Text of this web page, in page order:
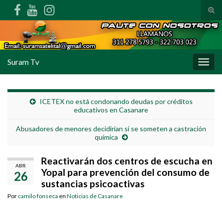
Suram Tv
ICETEX no está condonando deudas por créditos
educativos en Casanare
Abusadores de menores decidirían si se someten a castración
química
ABR
26
Reactivarán dos centros de escucha en
Yopal para prevención del consumo de
sustancias psicoactivas
Por camilo fonseca en Noticias de Casanare